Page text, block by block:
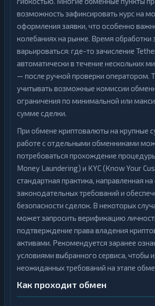
возможность зафиксировать курс на
оформления заявки, что особенно
колебаниях на рынке. Время
варьироваться: где-то зачисление
автоматически в течение нескольких
— после ручной проверки оператором.
учитывать возможные комиссии
ограничения по минимальной или
сумме сделки.
При обмене криптовалюты на крупные
работе с отдельными обменниками
потребоваться прохождение
Money Laundering) и KYC (Know Your
стандартная практика, направленная
законодательных требований и
безопасности сделок. В некоторых
может запросить верификацию
подтверждение права владения
активами. Рекомендуется заранее
условиями выбранного сервиса, чтобы
неожиданных требований на этапе
Как проходит обмен